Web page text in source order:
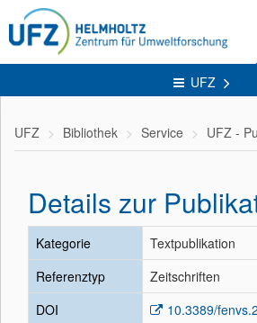
UFZ
UFZ Bibliothek Service UFZ -
Details zur
Kategorie
Textpublikation
Referenztyp
Zeitschriften
DOI
10.3389/